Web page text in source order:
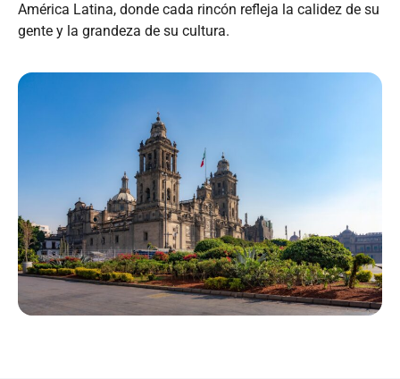
América Latina, donde cada rincón refleja la calidez de su
gente y la grandeza de su cultura.